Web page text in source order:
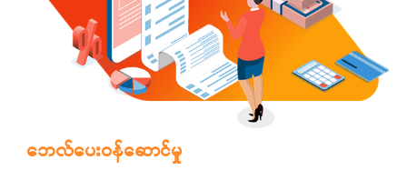
ဘေလ်ပေးဝန်ဆောင်မှု